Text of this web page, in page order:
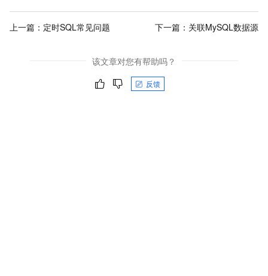
上一篇： 定时SQL常见问题 下一篇： 关联MySQL数据源
该文章对您有帮助吗？
反馈